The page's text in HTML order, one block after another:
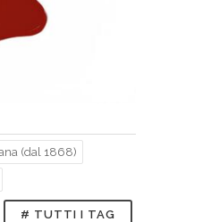
(dal 1868)
# TUTTI I TAG